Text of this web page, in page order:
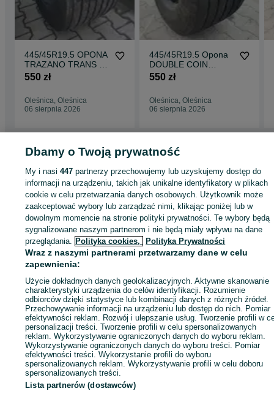
445/45R19.5 OPONA
TRAZANO TRANS T
9-11mm Naczepa
550 zł
Oleśnica, Oleśnica
06 sierpnia 2026
445/45R19.5 Opona
DOUBLE COIN
RT910 8-10 mm
550 zł
Oleśnica, Oleśnica
06 sierpnia 2026
Strona główna Motoryzacja Opony i Felgi Opony
Opony - Oleśnica
Opony - Oleśnica
KATEGORIA
707014382 Wyświetlenia:
Zadzwoń / SMS Wyślij wiadomość
Dbamy o Twoją prywatność
My i nasi447 partnerzy przechowujemy lub uzyskujemy dostęp do
informacji na urządzeniu, takich jak unikalne identyfikatory w plikach
cookie w celu przetwarzania danych osobowych. Użytkownik może
zaakceptować wybory lub zarządzać nimi, klikając poniżej lub w
dowolnym momencie na stronie polityki prywatności. Te wybory będą
sygnalizowane naszym partnerom i nie będą miały wpływu na dane
przeglądania. Polityka cookies, Polityka Prywatności
Wraz z naszymi partnerami przetwarzamy dane w celu
zapewnienia:
Użycie dokładnych danych geolokalizacyjnych. Aktywne skanowanie
charakterystyki urządzenia do celów identyfikacji. Rozumienie
odbiorców dzięki statystyce lub kombinacji danych z różnych źródeł.
Przechowywanie informacji na urządzeniu lub dostęp do nich. Pomiar
efektywności reklam. Rozwój i ulepszanie usług. Tworzenie profili w
personalizacji treści. Tworzenie profili w celu spersonalizowanych
reklam. Wykorzystywanie ograniczonych danych do wyboru reklam.
Wykorzystywanie ograniczonych danych do wyboru treści. Pomiar
efektywności treści. Wykorzystanie profili do wyboru
spersonalizowanych reklam. Wykorzystywanie profili w celu doboru
spersonalizowanych treści.
Lista partnerów (dostawców)